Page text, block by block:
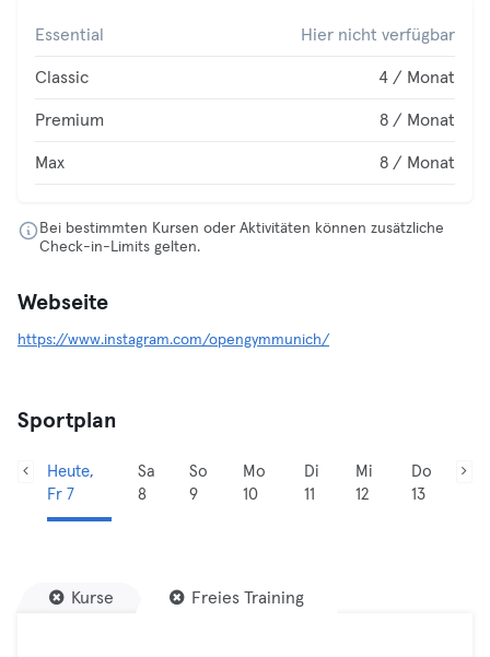
Essential Hier nicht verfügbar
Classic 4 / Monat
Premium 8 / Monat
Max 8 / Monat
Bei bestimmten Kursen oder Aktivitäten können zusätzliche
Check-in-Limits gelten.
Webseite
https://www.instagram.com/opengymmunich/
Sportplan
Heute,
Fr 7
Sa
8
So
9
Mo
10
Di
11
Mi
12
Do
13
Kurse Freies Training